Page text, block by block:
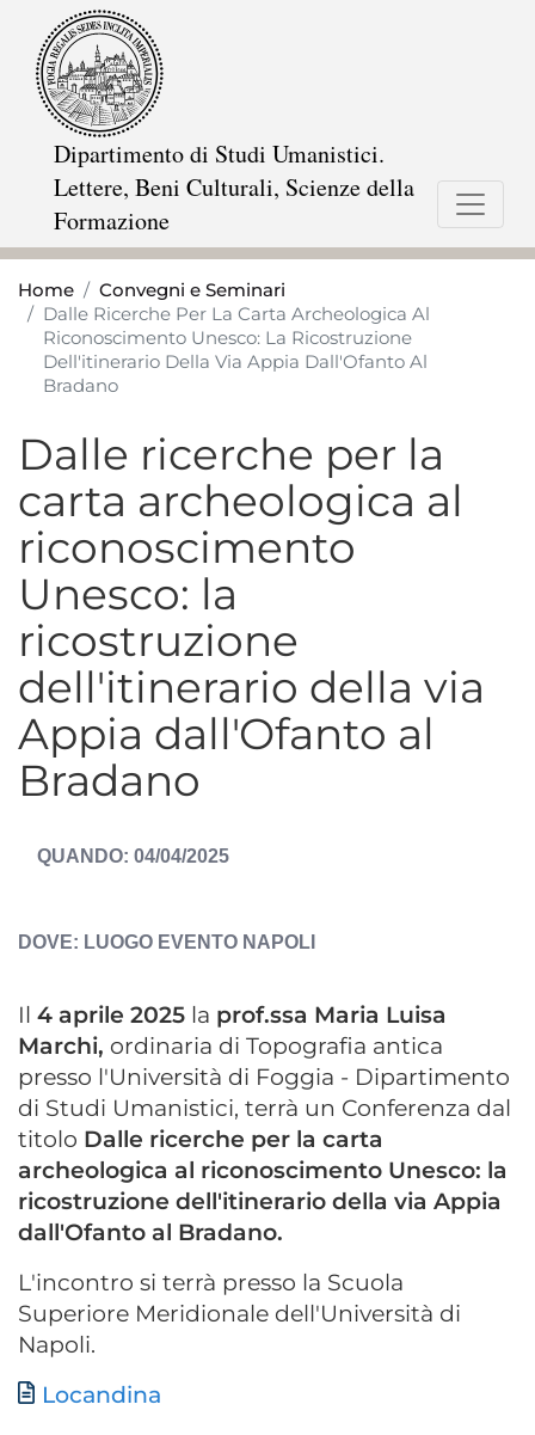
Dipartimento di Studi Umanistici.
Lettere, Beni Culturali, Scienze della
Formazione
Home
Convegni e Seminari
Dalle Ricerche Per La Carta Archeologica Al
Riconoscimento Unesco: La Ricostruzione
Dell'itinerario Della Via Appia Dall'Ofanto Al
Bradano
Dalle ricerche per la
carta archeologica al
riconoscimento
Unesco: la
ricostruzione
dell'itinerario della via
Appia dall'Ofanto al
Bradano
DATA
04/04/2025
LUOGO EVENTO NAPOLI
Il 4 aprile 2025 la prof.ssa Maria Luisa
Marchi, ordinaria di Topografia antica
presso l'Università di Foggia - Dipartimento
di Studi Umanistici, terrà un Conferenza dal
titolo Dalle ricerche per la carta
archeologica al riconoscimento Unesco: la
ricostruzione dell'itinerario della via Appia
dall'Ofanto al Bradano.
L'incontro si terrà presso la Scuola
Superiore Meridionale dell'Università di
Napoli.
Documento
Locandina